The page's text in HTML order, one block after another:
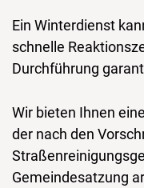
Ein Winterdienst
schnelle
Durchführung
Wir bieten Ihnen
der nach den
Gemeindesatzung